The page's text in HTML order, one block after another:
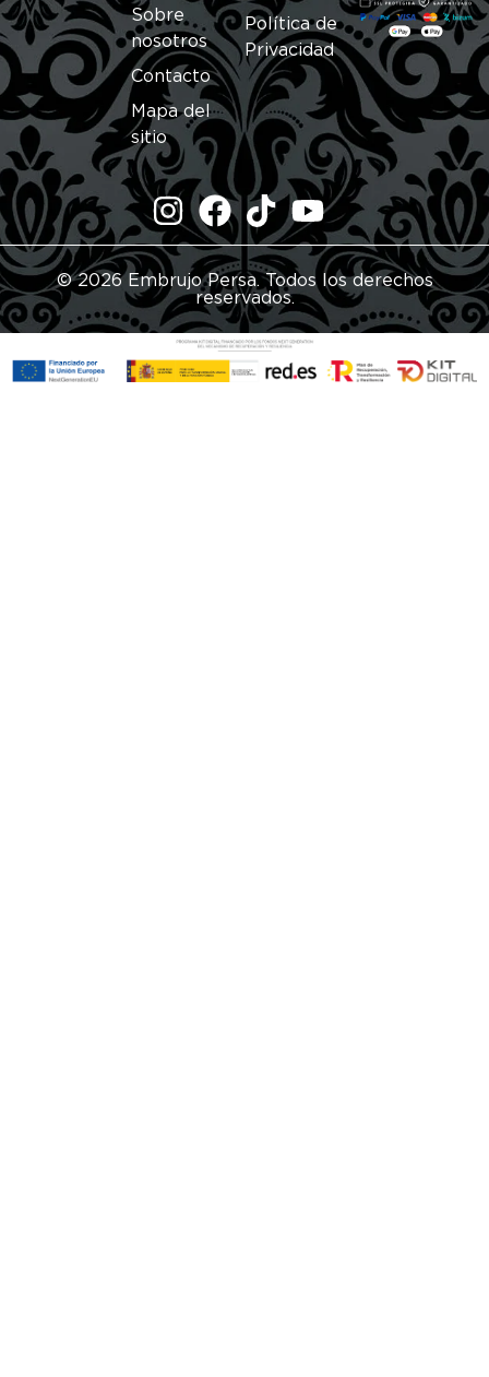
Sobre
nosotros
Contacto
Mapa del
sitio
Política de
Privacidad
© 2026 Embrujo Persa. Todos los derechos
reservados.